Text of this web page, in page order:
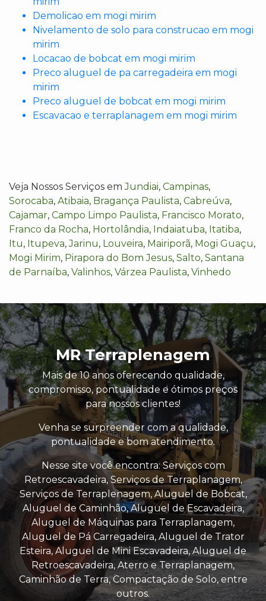
Demolicao em mogi mirim
Nivelamento de solo para construcao em mogi
mirim
Locacao de bobcat em mogi mirim
Preco aluguel de pa carregadeira em mogi
mirim
Preco aluguel de bobcat em mogi mirim
Escavacao e terraplanagem em mogi mirim
Veja Nossos Serviços emJundiai, Campinas,
Sorocaba, Atibaia, Bragança Paulista, Cabreúva,
Cajamar, Campo Limpo Paulista, Francisco Morato,
Franco da Rocha, Hortolândia, Indaiatuba, Itatiba,
Itu, Itupeva,Jarinu, Louveira, Mairiporã, Mogi Guaçu,
Mogi Mirim, Pirapora do Bom Jesus, Salto, Santana
de Parnaíba, Valinhos, Várzea Paulista, Vinhedo
MR Terraplenagem
Mais de 10 anos oferecendo qualidade,
compromisso, pontualidade e ótimos preços
para nossos clientes!
Venha se surpreender com a qualidade,
pontualidade e bom atendimento.
Nesse site você encontra: Serviços com
Retroescavadeira, Serviços de Terraplanagem,
Serviços de Terraplenagem, Aluguel de Bobcat,
Aluguel de Caminhão, Aluguel de Escavadeira,
Aluguel de Máquinas para Terraplanagem,
Aluguel de Pá Carregadeira, Aluguel de Trator
Esteira, Aluguel de Mini Escavadeira, Aluguel de
Retroescavadeira, Aterro e Terraplanagem,
Caminhão de Terra, Compactação de Solo, entre
outros.